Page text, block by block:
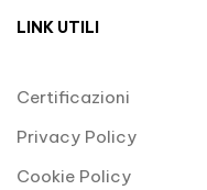
LINK UTILI
Certificazioni
Privacy Policy
Cookie Policy